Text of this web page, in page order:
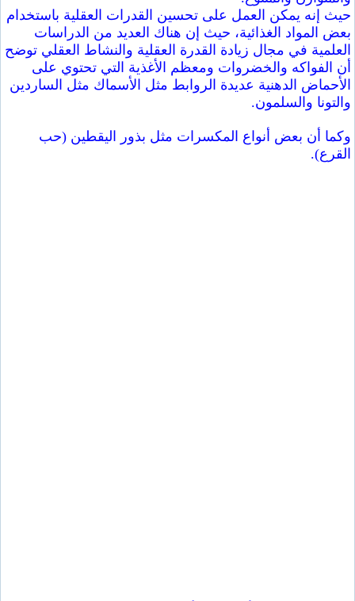
حيث إنه يمكن العمل على تحسين القدرات العقلية باستخدام
بعض المواد الغذائية، حيث إن هناك العديد من الدراسات
العلمية في مجال زيادة القدرة العقلية والنشاط العقلي توضح
أن الفواكه والخضروات ومعظم الأغذية التي تحتوي على
الأحماض الدهنية عديدة الروابط مثل الأسماك مثل الساردين
والتونا والسلمون.
وكما أن بعض أنواع المكسرات مثل بذور اليقطين (حب
القرع).